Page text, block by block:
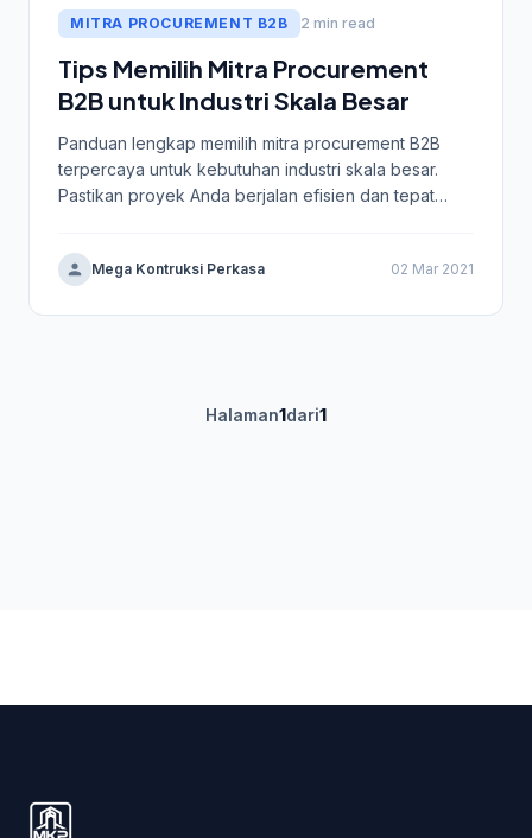
MITRA PROCUREMENT B2B 2 min read
Tips Memilih Mitra Procurement
B2B untuk Industri Skala Besar
Panduan lengkap memilih mitra procurement B2B
terpercaya untuk kebutuhan industri skala besar.
Pastikan proyek Anda berjalan efisien dan tepat
Mega Kontruksi Perkasa 02 Mar 2021
Halaman1dari1